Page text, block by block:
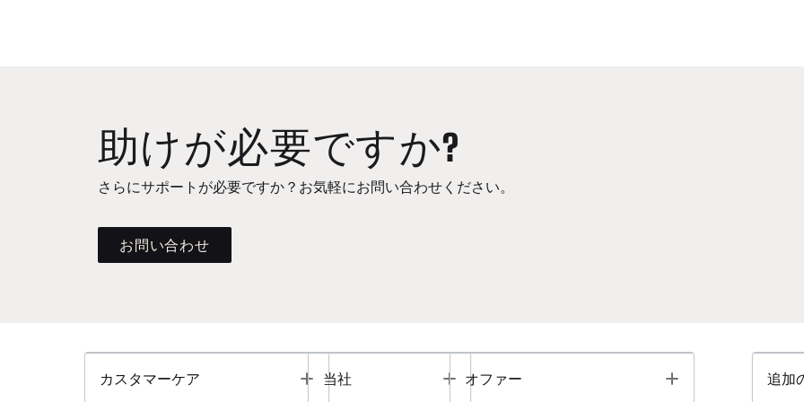
助けが必要ですか?
さらにサポートが必要ですか？お気軽にお問い合わせください。
お問い合わせ
カスタマーケア Toggle
当社 Toggle
オファー Toggle 追加